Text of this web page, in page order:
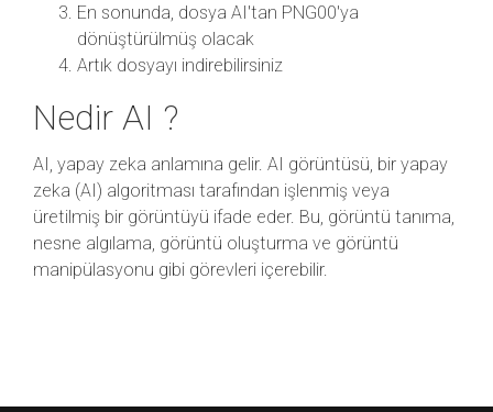
En sonunda, dosya AI'tan PNG00'ya
dönüştürülmüş olacak
Artık dosyayı indirebilirsiniz
Nedir AI ?
AI, yapay zeka anlamına gelir. AI görüntüsü, bir yapay
zeka (AI) algoritması tarafından işlenmiş veya
üretilmiş bir görüntüyü ifade eder. Bu, görüntü tanıma,
nesne algılama, görüntü oluşturma ve görüntü
manipülasyonu gibi görevleri içerebilir.